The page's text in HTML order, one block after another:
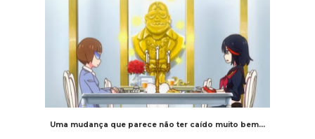
Uma mudança que parece não ter caído muito bem...